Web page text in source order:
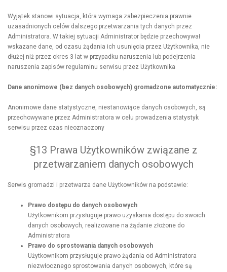
Wyjątek stanowi sytuacja, która wymaga zabezpieczenia prawnie
uzasadnionych celów dalszego przetwarzania tych danych przez
Administratora. W takiej sytuacji Administrator będzie przechowywał
wskazane dane, od czasu żądania ich usunięcia przez Użytkownika, nie
dłużej niż przez okres 3 lat w przypadku naruszenia lub podejrzenia
naruszenia zapisów regulaminu serwisu przez Użytkownika
Dane anonimowe (bez danych osobowych) gromadzone automatycznie:
Anonimowe dane statystyczne, niestanowiące danych osobowych, są
przechowywane przez Administratora w celu prowadzenia statystyk
serwisu przez czas nieoznaczony
§13 Prawa Użytkowników związane z
przetwarzaniem danych osobowych
Serwis gromadzi i przetwarza dane Użytkowników na podstawie:
Prawo dostępu do danych osobowych
Użytkownikom przysługuje prawo uzyskania dostępu do swoich
danych osobowych, realizowane na żądanie złożone do
Administratora
Prawo do sprostowania danych osobowych
Użytkownikom przysługuje prawo żądania od Administratora
niezwłocznego sprostowania danych osobowych, które są